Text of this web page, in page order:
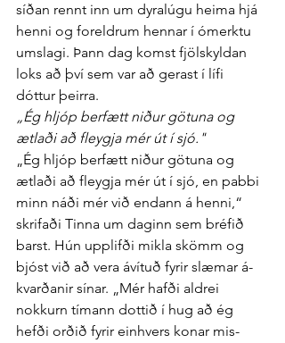
síðan rennt inn um dyralúgu heima hjá
henni og for­eldrum hennar í ó­merktu
um­slagi. Þann dag komst fjöl­skyldan
loks að því sem var að gerast í lífi
dóttur þeirra.
„Ég hljóp ber­fætt niður götuna og
ætlaði að fleygja mér út í sjó."
„Ég hljóp ber­fætt niður götuna og
ætlaði að fleygja mér út í sjó, en pabbi
minn náði mér við endann á henni,“
skrifaði Tinna um daginn sem bréfið
barst. Hún upp­lifði mikla skömm og
bjóst við að vera á­vítuð fyrir slæmar á­
kvarðanir sínar. „Mér hafði aldrei
nokkurn tímann dottið í hug að ég
hefði orðið fyrir ein­hvers konar mis­